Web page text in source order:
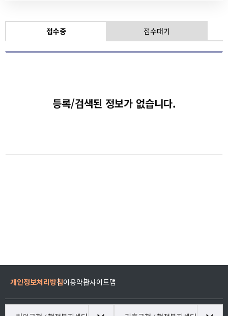
접수중 접수대기
등록/검색된 정보가 없습니다.
개인정보처리방침이용약관사이트맵